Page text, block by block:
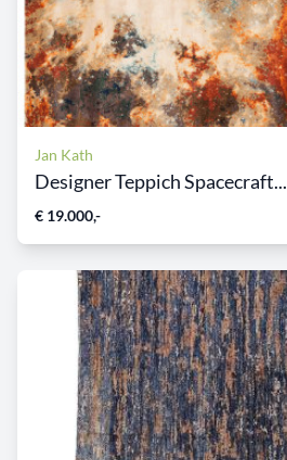
Jan Kath
Designer Teppich Spacecraft...
€ 19.000,-